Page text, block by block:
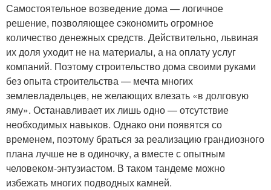
Самостоятельное возведение дома — логичное
решение, позволяющее сэкономить огромное
количество денежных средств. Действительно, львиная
их доля уходит не на материалы, а на оплату услуг
компаний. Поэтому строительство дома своими руками
без опыта строительства — мечта многих
землевладельцев, не желающих влезать «в долговую
яму». Останавливает их лишь одно — отсутствие
необходимых навыков. Однако они появятся со
временем, поэтому браться за реализацию грандиозного
плана лучше не в одиночку, а вместе с опытным
человеком-энтузиастом. В таком тандеме можно
избежать многих подводных камней.